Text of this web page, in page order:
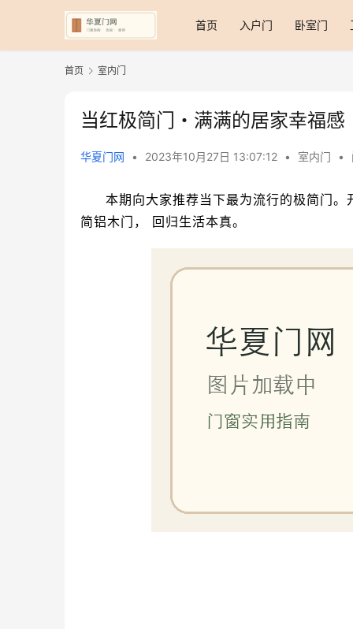
首页 入户门 卧室门
首页 室内门
当红极简门・满满的居家幸福感
华夏门网 • 2023年10月27日 13:07:12 • 室内门 •
本期向大家推荐当下最为流行的极简门
简铝木门， 回归生活本真。